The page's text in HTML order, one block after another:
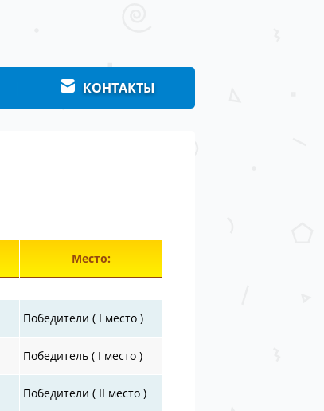
| КОНТАКТЫ
Место:
Победители ( I место )
Победитель ( I место )
Победители ( II место )